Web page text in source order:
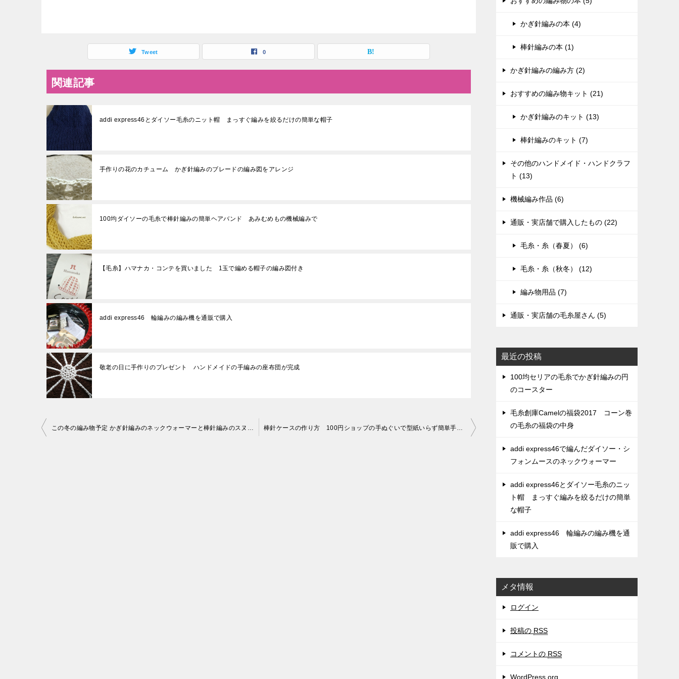
Tweet 0
関連記事
addi express46とダイソー毛糸のニット帽 まっすぐ編みを絞るだけの簡単な帽子
手作りの花のカチューム かぎ針編みのブレードの編み図をアレンジ
100均ダイソーの毛糸で棒針編みの簡単ヘアバンド あみむめもの機械編みで
【毛糸】ハマナカ・コンテを買いました 1玉で編める帽子の編み図付き
addi express46 輪編みの編み機を通販で購入
敬老の日に手作りのプレゼント ハンドメイドの手編みの座布団が完成
投
この冬の編み物予定 かぎ針編みのネックウォーマーと棒針編みのスヌード 棒針ケースの作り方 100円ショップの手ぬぐいで型紙いらず簡単手作り
かぎ針編みの本 (4)
棒針編みの本 (1)
かぎ針編みの編み方 (2)
おすすめの編み物キット (21)
かぎ針編みのキット (13)
棒針編みのキット (7)
その他のハンドメイド・ハンドクラフ
ト (13)
機械編み作品 (6)
通販・実店舗で購入したもの (22)
毛糸・糸（春夏） (6)
毛糸・糸（秋冬） (12)
編み物用品 (7)
通販・実店舗の毛糸屋さん (5)
最近の投稿
100均セリアの毛糸でかぎ針編みの円
のコースター
毛糸創庫Camelの福袋2017 コーン巻
の毛糸の福袋の中身
addi express46で編んだダイソー・シ
フォンムースのネックウォーマー
addi express46とダイソー毛糸のニッ
ト帽 まっすぐ編みを絞るだけの簡単
な帽子
addi express46 輪編みの編み機を通
販で購入
メタ情報
ログイン
投稿の RSS
コメントの RSS
WordPress.org